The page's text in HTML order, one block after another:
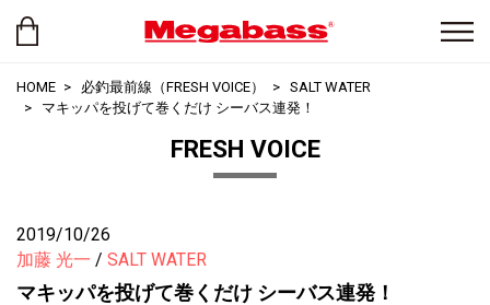
HOME 必釣最前線（FRESH VOICE）
SALT WATER
マキッパを投げて巻くだけ シーバス連発！
FRESH VOICE
2019/10/26
加藤 光一
SALT WATER
マキッパを投げて巻くだけ シーバス連発！